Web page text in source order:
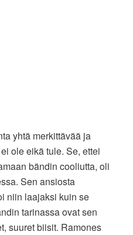
yhtä merkittävää ja
ole eikä tule. Se, ettei
bändin cooliutta, oli
Sen ansiosta
niin laajaksi kuin se
tarinassa ovat sen
suuret biisit. Ramones